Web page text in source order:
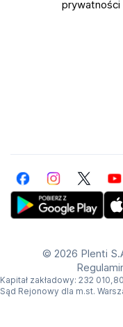
prywatności
FacebookInstagramTwitter
© 2026 Plenti
Kapitał zakładowy: 232
Sąd Rejonowy dla m.st.